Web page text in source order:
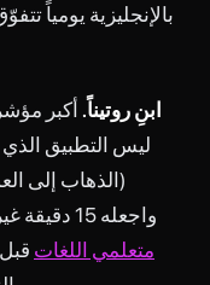
7. ابنِ روتيناً. أكبر
ليس التطبيق الذي
(الذهاب إلى
واجعله 15 دقيقة غير قابلة للتفاوض. مع
متعلمي اللغات